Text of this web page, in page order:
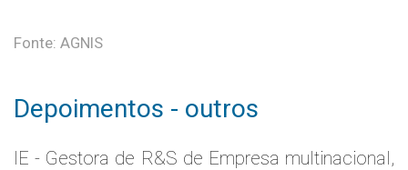
Fonte: AGNIS
Depoimentos - outros
IE - Gestora de R&S de Empresa multinacional,